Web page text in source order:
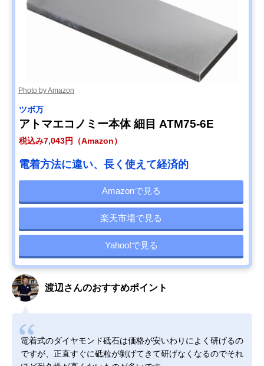
Photo by Amazon
ツボ万
アトマエコノミー本体 細目 ATM75-6E
税込み7,043円（Amazon）
電着方法に違い、長く使えて経済的
Amazonで見る
楽天市場で見る
Yahoo!で見る
渡辺さんのおすすめポイント
電着式のダイヤモンド砥石は価格が安いわりによく研げるの
ですが、正直すぐに砥粒が剝げてきて研げなくなるのでそれ